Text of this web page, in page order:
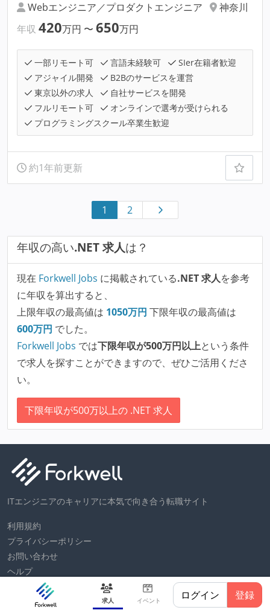
求人 イベント ログイン 登録
Webエンジニア／プロダクトエンジニア
神奈川
年収 420万円 〜 650万円
一部リモート可 言語未経験可
SIer在籍者歓迎
アジャイル開発
B2Bのサービスを運営
東京以外の求人
自社サービスを開発
フルリモート可
オンラインで選考が受けられる
プログラミングスクール卒業生歓迎
約1年前更新
1 2
年収の高い.NET 求人は？
現在 Forkwell Jobs に掲載されている.NET 求人を参考
に年収を算出すると、
上限年収の最高値は 1050万円 下限年収の最高値は
600万円 でした。
Forkwell Jobs では下限年収が500万円以上という条件
で求人を探すことができますので、ぜひご活用くださ
い。
下限年収が500万以上の .NET 求人
ITエンジニアのキャリアに本気で向き合う転職サイト
利用規約
プライバシーポリシー
お問い合わせ
ヘルプ
運営会社